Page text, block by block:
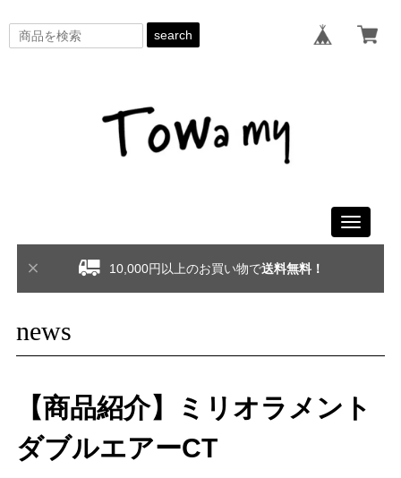
search
Toggle
10,000円以上のお買い物で送料無料！
news
【商品紹介】ミリオラメント
ダブルエアーCT